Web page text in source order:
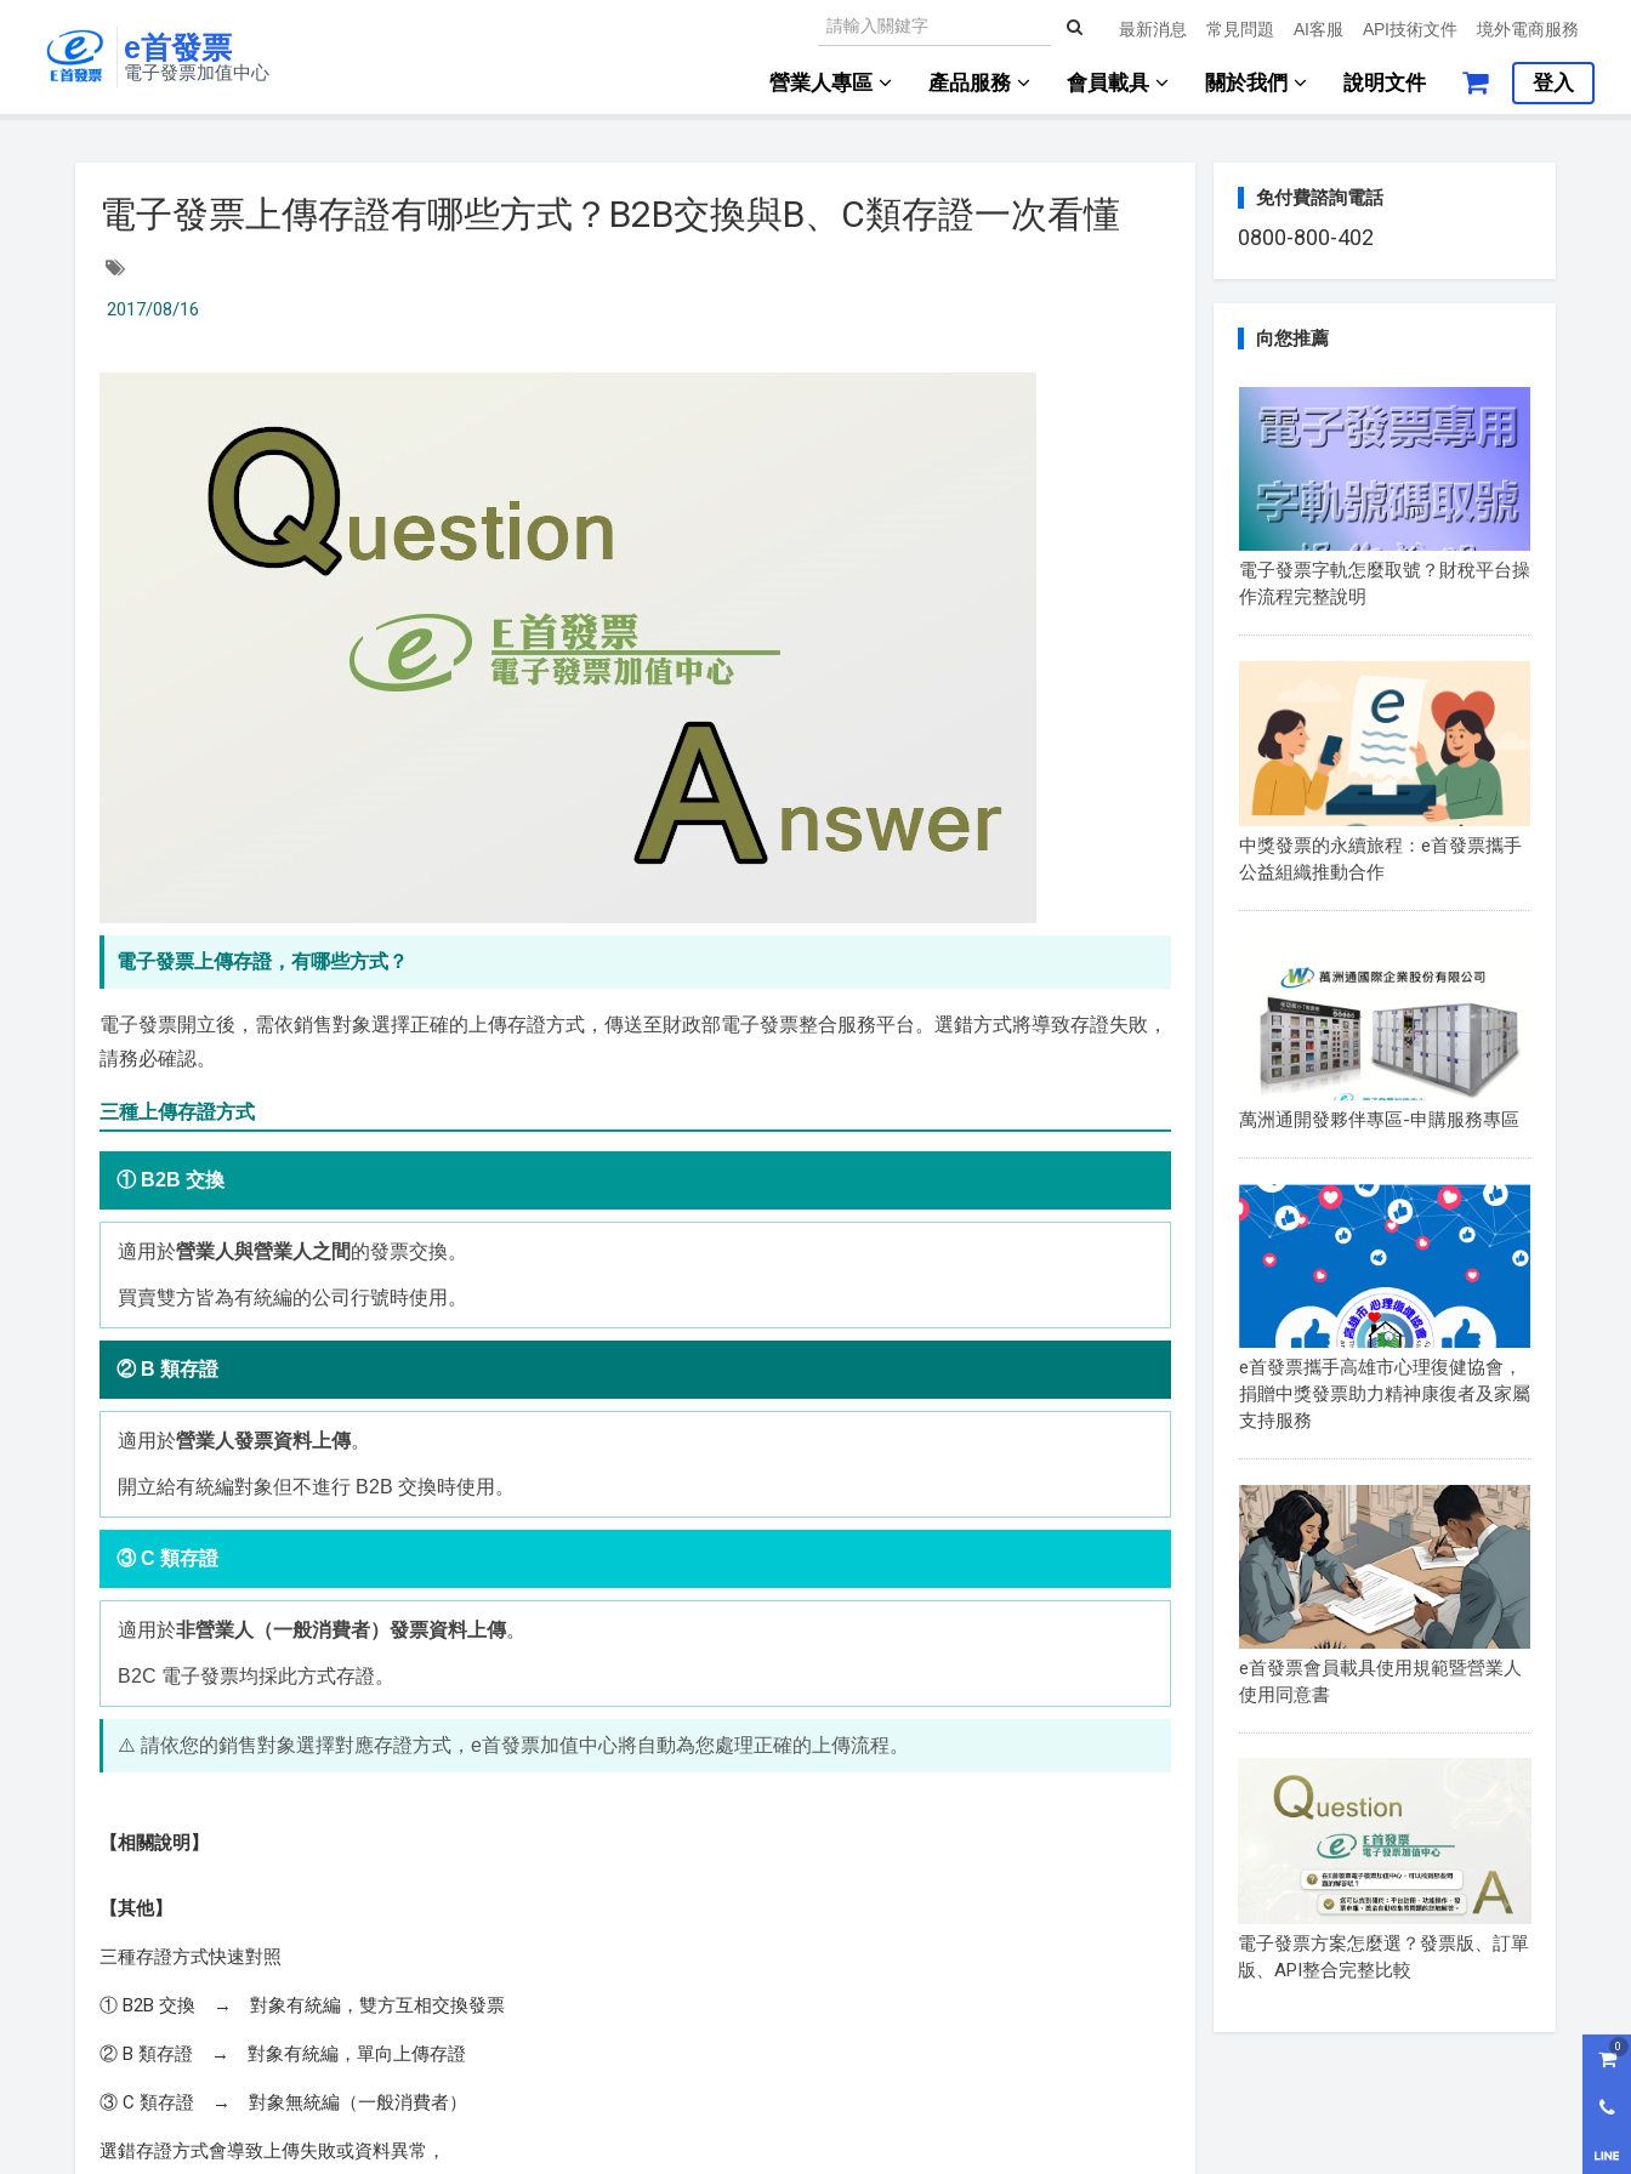
購
0
e首發票
電子發票加值中心
最新消息 常見問題 AI客服 API技術文件 境外電商服務
營業人專區 產品服務 會員載具 關於我們 說明文件 登入
電子發票上傳存證有哪些方式？B2B交換與B、C類存證一次看懂
2017/08/16
電子發票上傳存證，有哪些方式？
電子發票開立後，需依銷售對象選擇正確的上傳存證方式，傳送至財政部電子發票整合服務平台。選錯方式將導致存證失敗，
請務必確認。
三種上傳存證方式
① B2B 交換
適用於營業人與營業人之間的發票交換。
買賣雙方皆為有統編的公司行號時使用。
② B 類存證
適用於營業人發票資料上傳。
開立給有統編對象但不進行 B2B 交換時使用。
③ C 類存證
適用於非營業人（一般消費者）發票資料上傳。
B2C 電子發票均採此方式存證。
⚠️ 請依您的銷售對象選擇對應存證方式，e首發票加值中心將自動為您處理正確的上傳流程。
【相關說明】
【其他】
三種存證方式快速對照
① B2B 交換 → 對象有統編，雙方互相交換發票
② B 類存證 → 對象有統編，單向上傳存證
③ C 類存證 → 對象無統編（一般消費者）
選錯存證方式會導致上傳失敗或資料異常，
免付費諮詢電話
0800-800-402
向您推薦
電子發票字軌怎麼取號？財稅平台操
作流程完整說明
中獎發票的永續旅程：e首發票攜手
公益組織推動合作
萬洲通開發夥伴專區-申購服務專區
e首發票攜手高雄市心理復健協會，
捐贈中獎發票助力精神康復者及家屬
支持服務
e首發票會員載具使用規範暨營業人
使用同意書
電子發票方案怎麼選？發票版、訂單
版、API整合完整比較